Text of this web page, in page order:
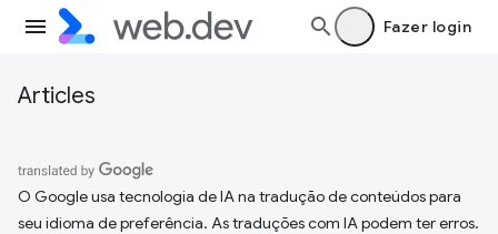
Fazer login
Articles
O Google usa tecnologia de IA na tradução de conteúdos para
seu idioma de preferência. As traduções com IA podem ter erros.